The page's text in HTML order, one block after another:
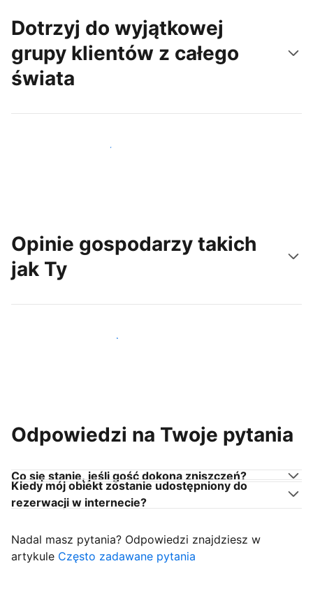
Dotrzyj do wyjątkowej
grupy klientów z całego
świata
Dotrzyj do nowych gości już dziś
Opinie gospodarzy takich
jak Ty
Dołącz do gospodarzy takich jak Ty
Odpowiedzi na Twoje pytania
Co się stanie, jeśli gość dokona zniszczeń?
Kiedy mój obiekt zostanie udostępniony do
rezerwacji w internecie?
Nadal masz pytania? Odpowiedzi znajdziesz w
artykule Często zadawane pytania